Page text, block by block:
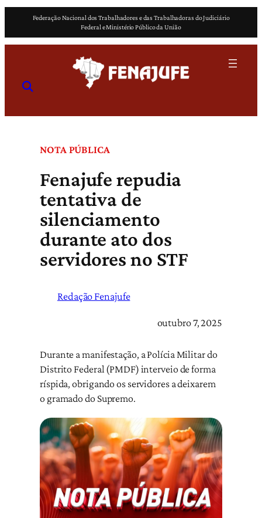
o
Federação Nacional dos Trabalhadores e das Trabalhadoras do Judiciário
Federal e Ministério Público da União
NOTA PÚBLICA
Fenajufe repudia
tentativa de
silenciamento
durante ato dos
servidores no STF
Redação Fenajufe
outubro 7, 2025
Durante a manifestação, a Polícia Militar do
Distrito Federal (PMDF) interveio de forma
ríspida, obrigando os servidores a deixarem
o gramado do Supremo.